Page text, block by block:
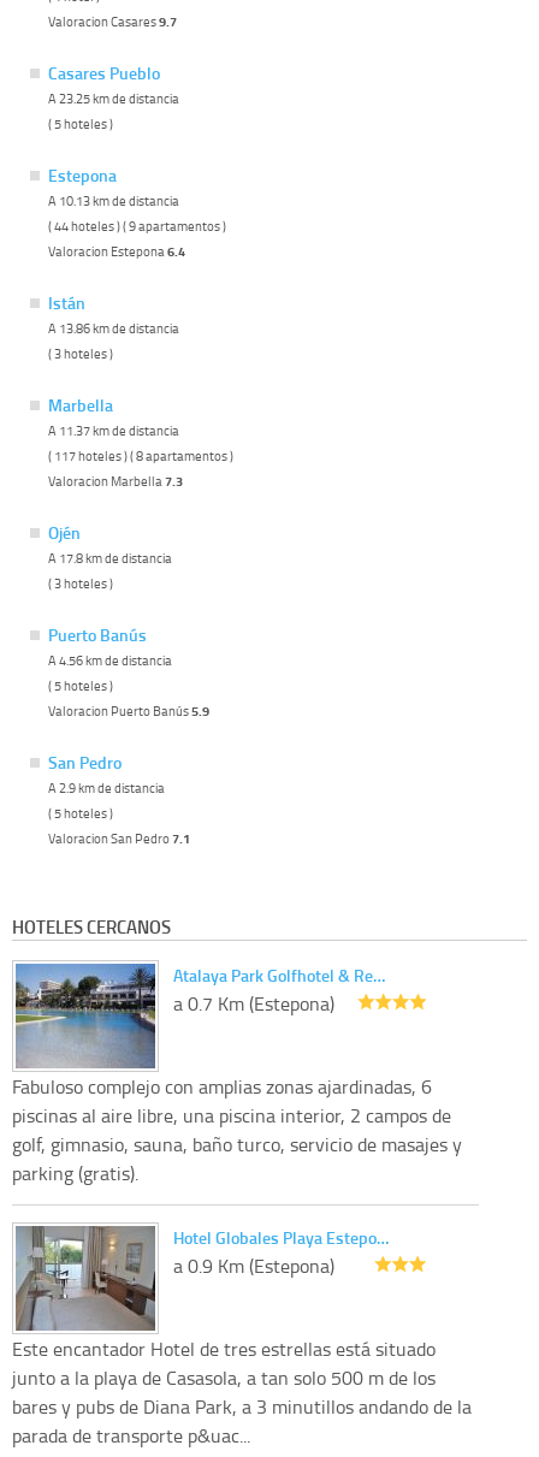
Valoracion Casares9.7
Casares Pueblo
A 23.25 km de distancia
( 5 hoteles )
Estepona
A 10.13 km de distancia
( 44 hoteles ) ( 9 apartamentos )
Valoracion Estepona 6.4
Istán
A 13.86 km de distancia
( 3 hoteles )
Marbella
A 11.37 km de distancia
( 117 hoteles ) ( 8 apartamentos )
Valoracion Marbella 7.3
Ojén
A 17.8 km de distancia
( 3 hoteles )
Puerto Banús
A 4.56 km de distancia
( 5 hoteles )
Valoracion Puerto Banús5.9
San Pedro
A 2.9 km de distancia
( 5 hoteles )
Valoracion San Pedro7.1
HOTELES CERCANOS
Atalaya Park Golfhotel & Re…
a 0.7 Km (Estepona)
Fabuloso complejo con amplias zonas ajardinadas, 6
piscinas al aire libre, una piscina interior, 2 campos de
golf, gimnasio, sauna, baño turco, servicio de masajes y
parking (gratis).
Hotel Globales Playa Estepo…
a 0.9 Km (Estepona)
Este encantador Hotel de tres estrellas está situado
junto a la playa de Casasola, a tan solo 500 m de los
bares y pubs de Diana Park, a 3 minutillos andando de la
parada de transporte p&uac...